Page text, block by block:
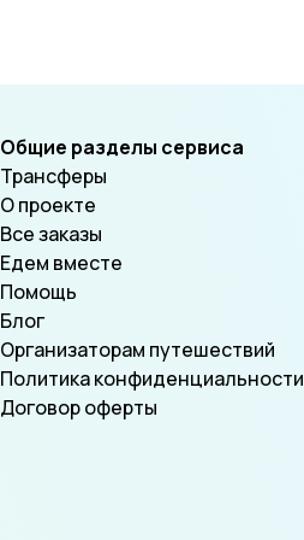
Общие разделы сервиса
Трансферы
О проекте
Все заказы
Едем вместе
Помощь
Блог
Организаторам путешествий
Политика конфиденциальности
Договор оферты